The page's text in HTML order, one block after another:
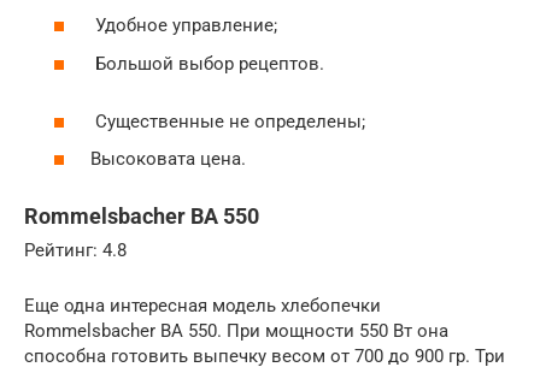
Удобное управление;
Большой выбор рецептов.
Существенные не определены;
Высоковата цена.
Rommelsbacher BA 550
Рейтинг: 4.8
Еще одна интересная модель хлебопечки
Rommelsbacher BA 550. При мощности 550 Вт она
способна готовить выпечку весом от 700 до 900 гр. Три